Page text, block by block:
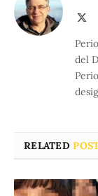
del
RELATED